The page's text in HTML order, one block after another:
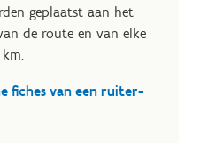
geplaatst aan het
de route en van elke
fiches van een ruiter-